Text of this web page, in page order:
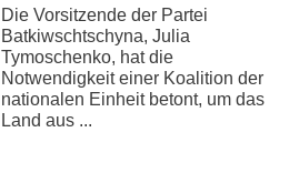
Die Vorsitzende der Partei
Batkiwschtschyna, Julia
Tymoschenko, hat die
Notwendigkeit einer Koalition der
nationalen Einheit betont, um das
Land aus ...